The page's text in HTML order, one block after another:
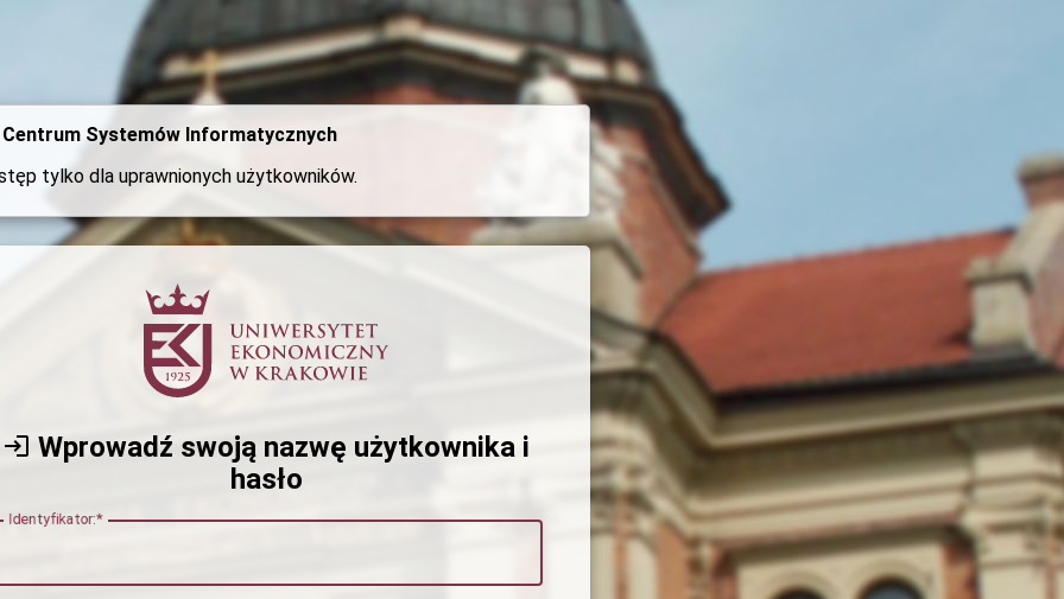
Centrum Systemów Informatycznych
tylko dla uprawnionych użytkowników.
CAS
Wprowadź swoją nazwę użytkownika i
hasło
Identyfikator: